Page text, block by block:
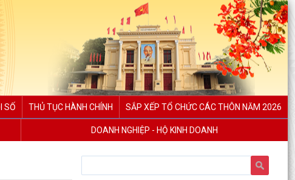
SỐ THỦ TỤC HÀNH CHÍNH SẮP XẾP TỔ CHỨC CÁC THÔN NĂM 2026
DOANH NGHIỆP - HỘ KINH DOANH